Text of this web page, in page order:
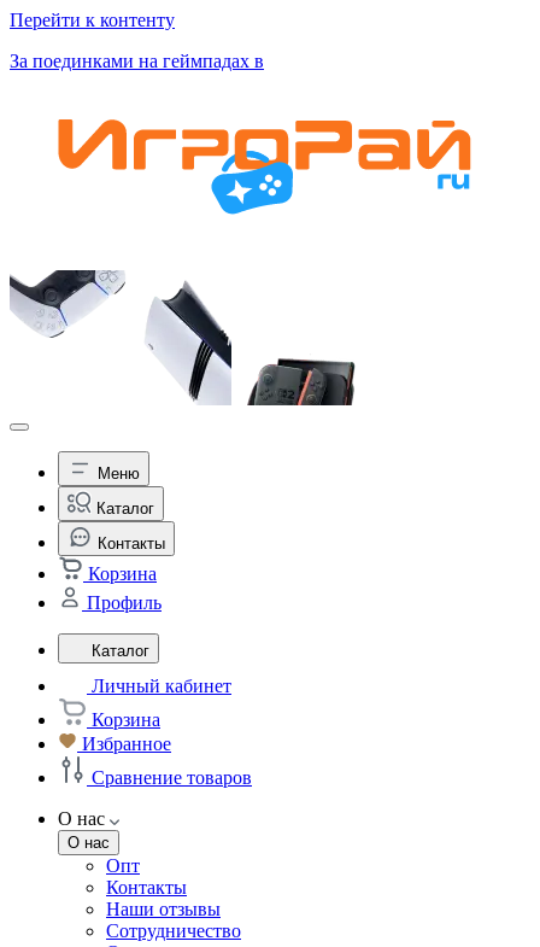
Перейти к контенту
За поединками на геймпадах в
Меню
Каталог
Контакты
Корзина
Профиль
Каталог
Личный кабинет
Корзина
Избранное
Сравнение товаров
О нас
О нас
Опт
Контакты
Наши отзывы
Сотрудничество